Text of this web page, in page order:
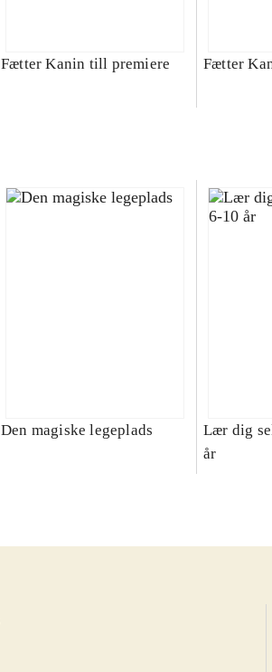
Fætter Kanin till premiere Fætter
Den magiske legeplads
Lær dig
år